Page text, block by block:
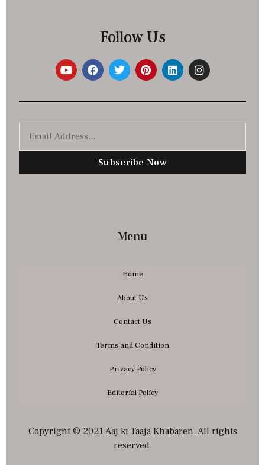
Follow Us
Subscribe Now
Menu
Home
About Us
Contact Us
Terms and Condition
Privacy Policy
Editorial Policy
Copyright © 2021 Aaj ki Taaja Khabaren. All rights
reserved.